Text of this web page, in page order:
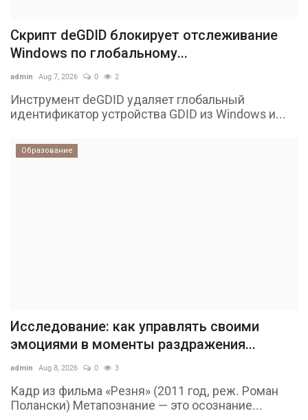
Скрипт deGDID блокирует отслеживание
Windows по глобальному...
admin Aug 7, 2026 0 2
Инструмент deGDID удаляет глобальный
идентификатор устройства GDID из Windows и...
Образование
Исследование: как управлять своими
эмоциями в моменты раздражения...
admin Aug 8, 2026 0 3
Кадр из фильма «Резня» (2011 год, реж. Роман
Полански) Метапознание — это осознание...